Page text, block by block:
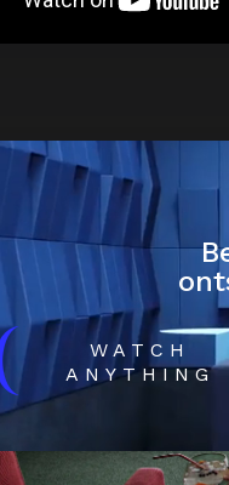
WATCH
ANYTHING